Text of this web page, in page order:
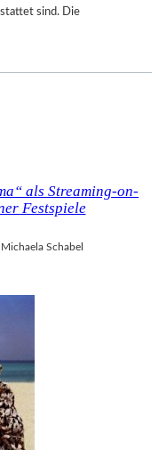
sind. Die
als Streaming-on-
Festspiele
Michaela Schabel